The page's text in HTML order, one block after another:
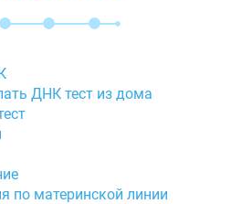
ДНК тест из дома
по материнской линии